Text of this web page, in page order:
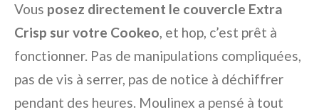
Vous posez directement le couvercle Extra
Crisp sur votre Cookeo, et hop, c’est prêt à
fonctionner. Pas de manipulations compliquées,
pas de vis à serrer, pas de notice à déchiffrer
pendant des heures. Moulinex a pensé à tout